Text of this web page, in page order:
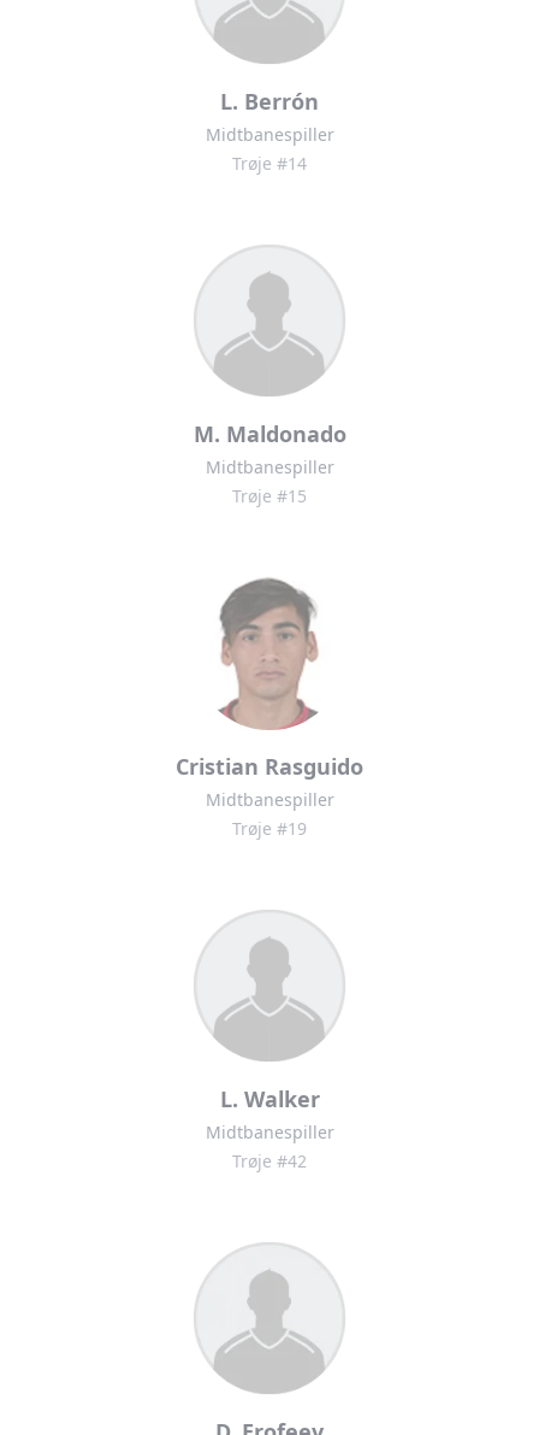
L. Berrón
Midtbanespiller
Trøje #14
M. Maldonado
Midtbanespiller
Trøje #15
Cristian Rasguido
Midtbanespiller
Trøje #19
L. Walker
Midtbanespiller
Trøje #42